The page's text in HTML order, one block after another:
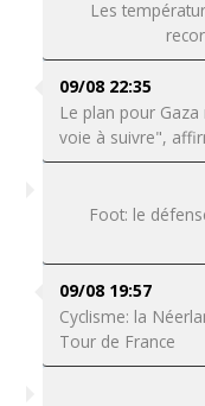
Les
09/08 22:35
Le plan pour
voie à suivre",
Foot: le
09/08 19:57
Cyclisme: la
Tour de France